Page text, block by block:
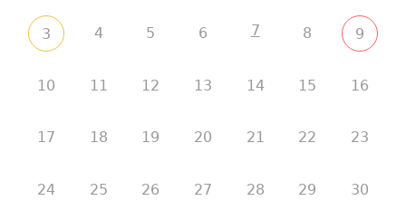
3 4 5 6 7 8 9
10 11 12 13 14 15 16
17 18 19 20 21 22 23
24 25 26 27 28 29 30